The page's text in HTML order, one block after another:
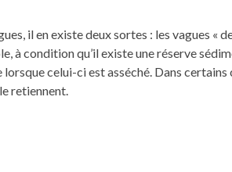
il en existe deux sortes : les vagues «
à condition qu’il existe une réserve
celui-ci est asséché. Dans certains
retiennent.